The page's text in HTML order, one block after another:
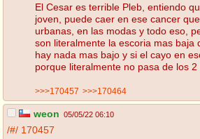
El Cesar es terrible Pleb, entiendo
joven, puede caer en ese cancer
urbanas, en las modas y todo eso,
son literalmente la escoria mas baja
hay nada mas bajo y si el cayo en
porque literalmente no pasa de los 2
>>>170457 >>>170464
weon 05/05/22 06:10
/#/ 170457